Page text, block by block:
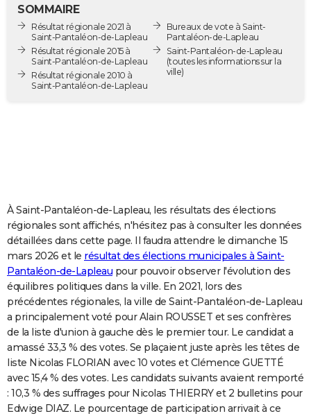
Destinations
City break
Voyage nature
Voyage de noces
Forum
Climat
GUIDES D'ACHAT
BONS PLANS
S'inscrire
Se connecter
Lycées
Collèges
Primaires
Universités
Entreprises
Service militaire
Avis de recherche
AVIS DE DÉCÈS
FORUM
Bricolage
Lifestyle
Culture
Sport
Auto
Television
Voyage
Cinema
SOMMAIRE
Résultat régionale 2021 à
Saint-Pantaléon-de-Lapleau
Résultat régionale 2015 à
Saint-Pantaléon-de-Lapleau
Résultat régionale 2010 à
Saint-Pantaléon-de-Lapleau
Bureaux de vote à Saint-
Pantaléon-de-Lapleau
Saint-Pantaléon-de-Lapleau
(toutes les informations sur la
ville)
À Saint-Pantaléon-de-Lapleau, les résultats des élections
régionales sont affichés, n'hésitez pas à consulter les données
détaillées dans cette page. Il faudra attendre le dimanche 15
mars 2026 et le résultat des élections municipales à Saint-
Pantaléon-de-Lapleau pour pouvoir observer l'évolution des
équilibres politiques dans la ville. En 2021, lors des
précédentes régionales, la ville de Saint-Pantaléon-de-Lapleau
a principalement voté pour Alain ROUSSET et ses confrères
de la liste d'union à gauche dès le premier tour. Le candidat a
amassé 33,3 % des votes. Se plaçaient juste après les têtes de
liste Nicolas FLORIAN avec 10 votes et Clémence GUETTÉ
avec 15,4 % des votes. Les candidats suivants avaient remporté
: 10,3 % des suffrages pour Nicolas THIERRY et 2 bulletins pour
Edwige DIAZ. Le pourcentage de participation arrivait à ce